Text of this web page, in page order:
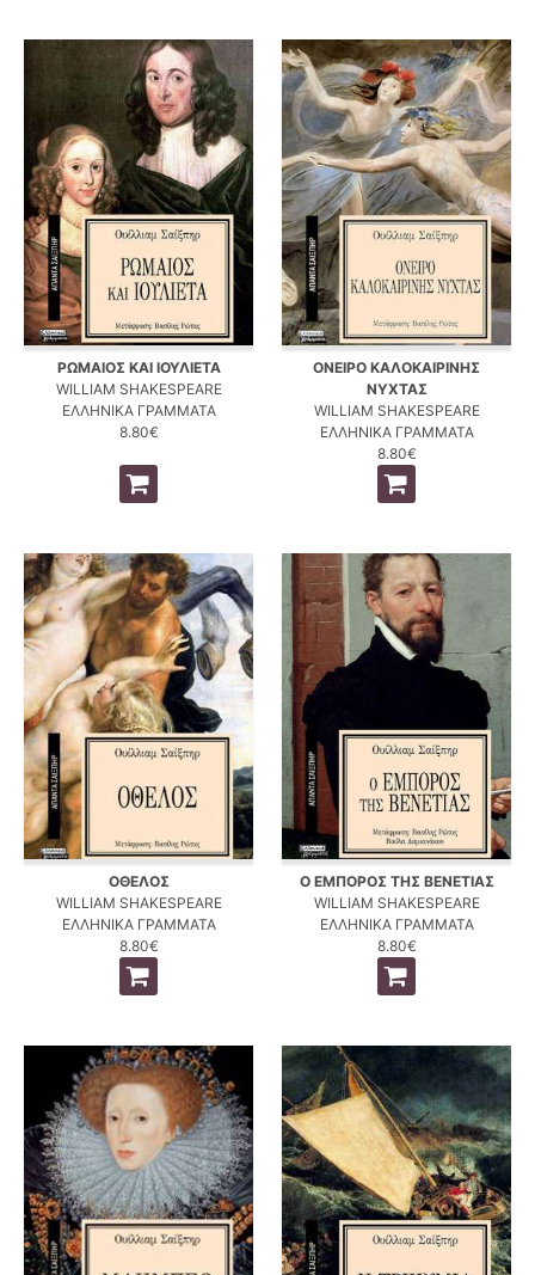
ΡΩΜΑΙΟΣ ΚΑΙ ΙΟΥΛΙΕΤΑ
WILLIAM SHAKESPEARE
ΕΛΛΗΝΙΚΑ ΓΡΑΜΜΑΤΑ
8.80€
ΟΝΕΙΡΟ ΚΑΛΟΚΑΙΡΙΝΗΣ
ΝΥΧΤΑΣ
WILLIAM SHAKESPEARE
ΕΛΛΗΝΙΚΑ ΓΡΑΜΜΑΤΑ
8.80€
ΟΘΕΛΟΣ
WILLIAM SHAKESPEARE
ΕΛΛΗΝΙΚΑ ΓΡΑΜΜΑΤΑ
8.80€
Ο ΕΜΠΟΡΟΣ ΤΗΣ ΒΕΝΕΤΙΑΣ
WILLIAM SHAKESPEARE
ΕΛΛΗΝΙΚΑ ΓΡΑΜΜΑΤΑ
8.80€